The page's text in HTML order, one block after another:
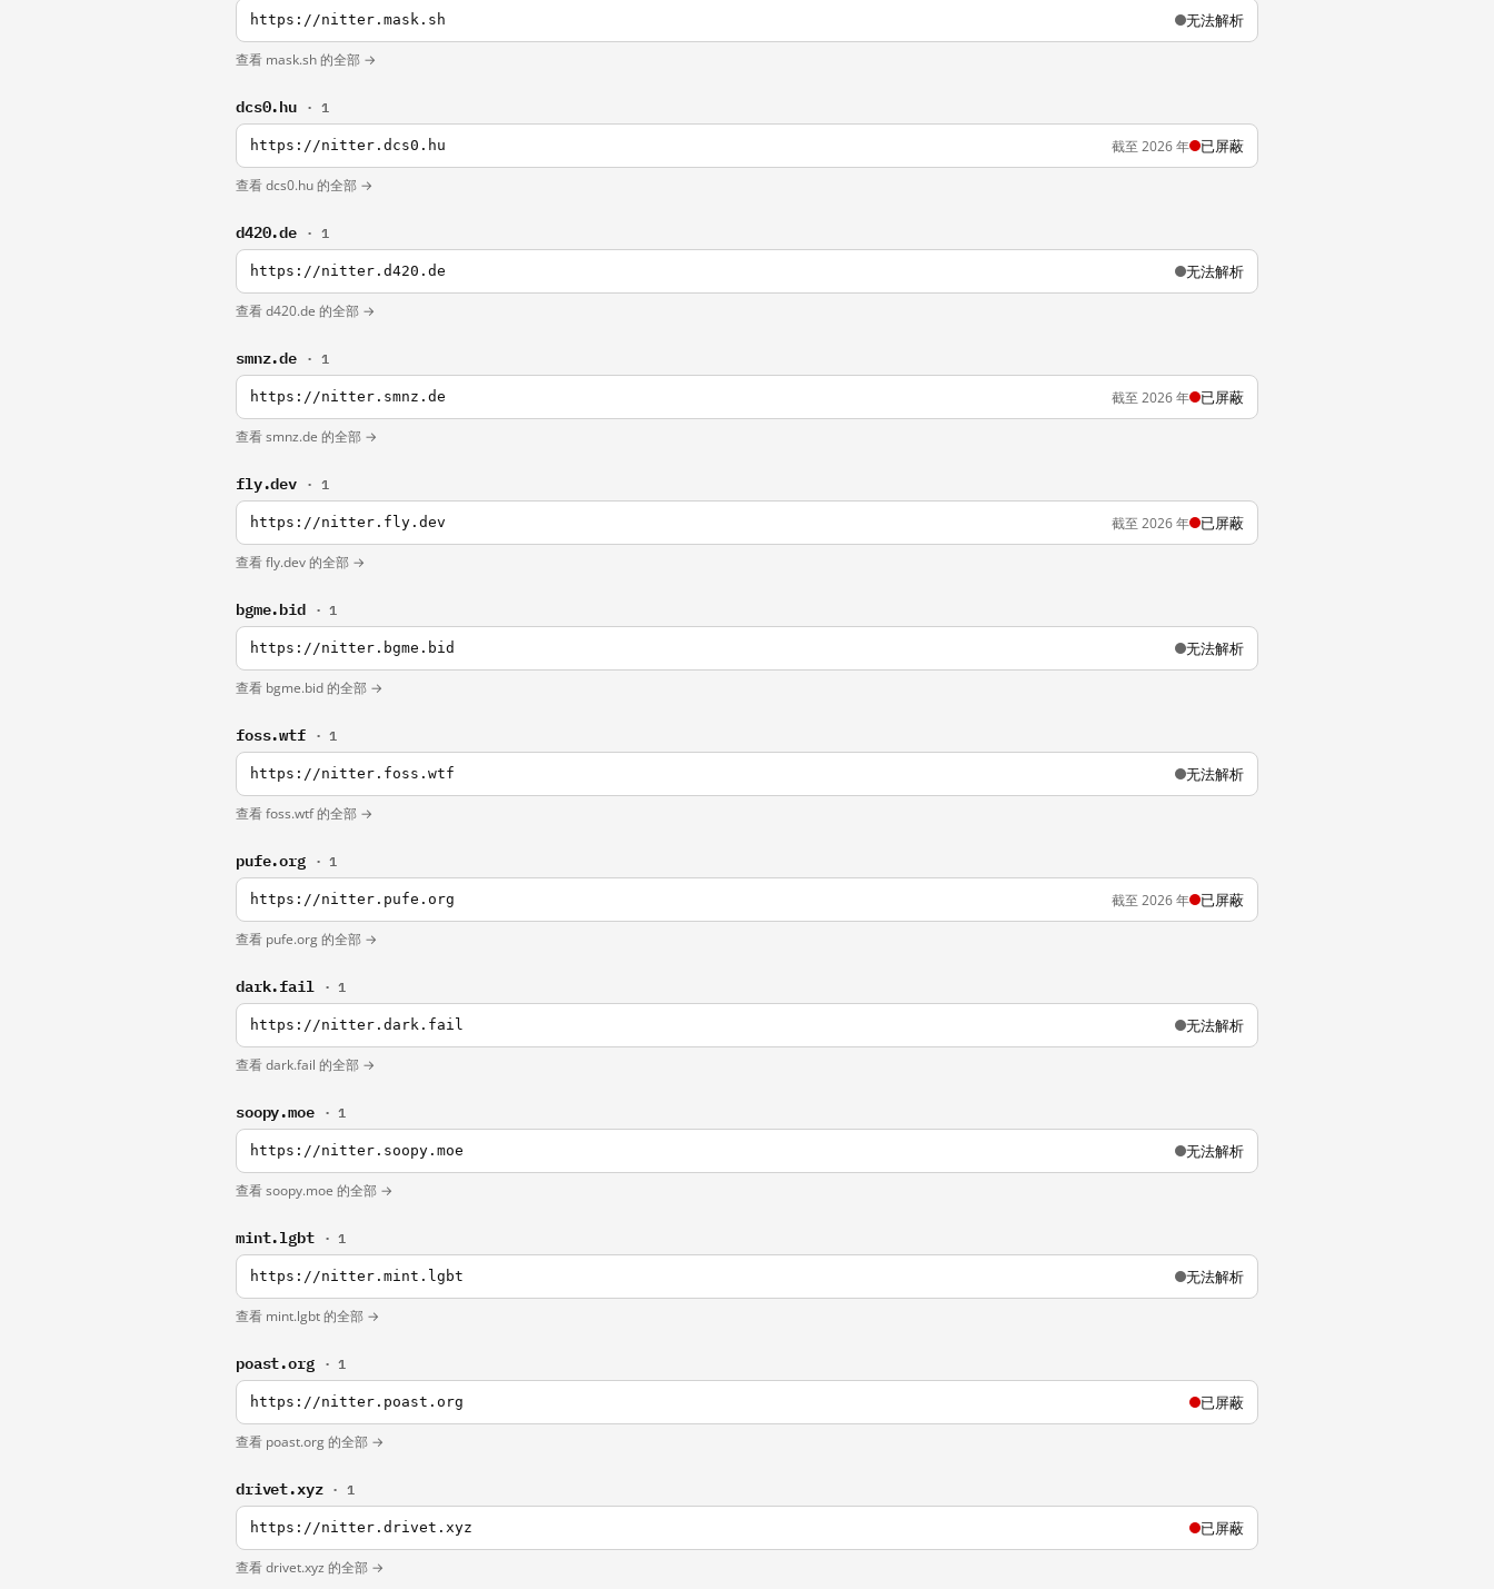
https://nitter.mask.sh 无法解析
查看 mask.sh 的全部 →
dcs0.hu · 1
https://nitter.dcs0.hu 截至 2026 年 已屏蔽
查看 dcs0.hu 的全部 →
d420.de · 1
https://nitter.d420.de 无法解析
查看 d420.de 的全部 →
smnz.de · 1
https://nitter.smnz.de 截至 2026 年 已屏蔽
查看 smnz.de 的全部 →
fly.dev · 1
https://nitter.fly.dev 截至 2026 年 已屏蔽
查看 fly.dev 的全部 →
bgme.bid · 1
https://nitter.bgme.bid 无法解析
查看 bgme.bid 的全部 →
foss.wtf · 1
https://nitter.foss.wtf 无法解析
查看 foss.wtf 的全部 →
pufe.org · 1
https://nitter.pufe.org 截至 2026 年 已屏蔽
查看 pufe.org 的全部 →
dark.fail · 1
https://nitter.dark.fail 无法解析
查看 dark.fail 的全部 →
soopy.moe · 1
https://nitter.soopy.moe 无法解析
查看 soopy.moe 的全部 →
mint.lgbt · 1
https://nitter.mint.lgbt 无法解析
查看 mint.lgbt 的全部 →
poast.org · 1
https://nitter.poast.org 已屏蔽
查看 poast.org 的全部 →
drivet.xyz · 1
https://nitter.drivet.xyz 已屏蔽
查看 drivet.xyz 的全部 →